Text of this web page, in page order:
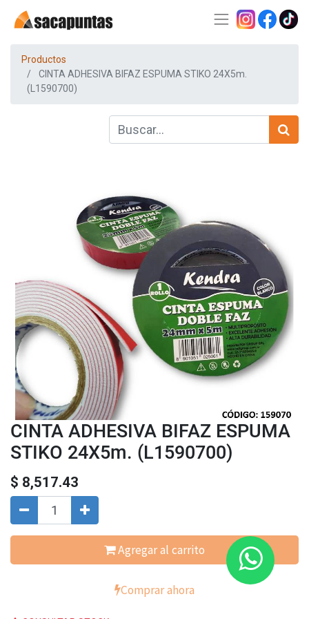
Productos
CINTA ADHESIVA BIFAZ ESPUMA STIKO 24X5m.
(L1590700)
CINTA ADHESIVA BIFAZ ESPUMA
STIKO 24X5m. (L1590700)
$ 8,517.43
Agregar al carrito
Comprar ahora